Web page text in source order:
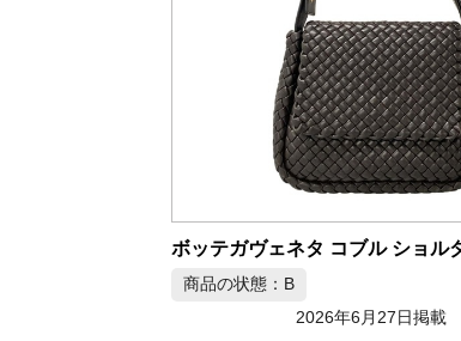
商品の状態：B
2026年6月27日掲載